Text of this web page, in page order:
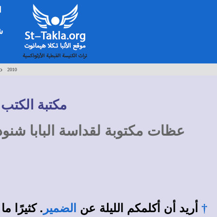
2010
مكتبة
† أريد أن أكلمكم الليلة عن الضمير . كثيرًا